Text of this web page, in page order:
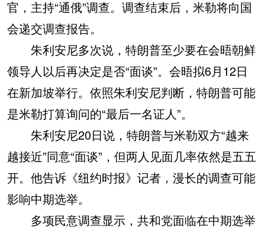
官，主持“通俄”调查。调查结束后，米勒将向国
会递交调查报告。
朱利安尼多次说，特朗普至少要在会晤朝鲜
领导人以后再决定是否“面谈”。会晤拟6月12日
在新加坡举行。依照朱利安尼判断，特朗普可能
是米勒打算询问的“最后一名证人”。
朱利安尼20日说，特朗普与米勒双方“越来
越接近”同意“面谈”，但两人见面几率依然是五五
开。他告诉《纽约时报》记者，漫长的调查可能
影响中期选举。
多项民意调查显示，共和党面临在中期选举